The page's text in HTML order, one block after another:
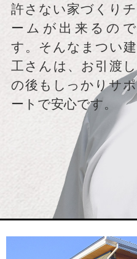
許さない家づくりチ
ームが出来るので
す。そんなまつい建
工さんは、お引渡し
の後もしっかりサポ
ートで安心です。